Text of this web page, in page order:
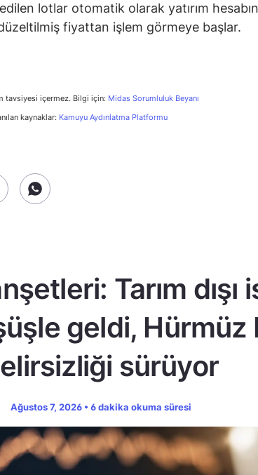
lotlar otomatik olarak yatırım
düzeltilmiş fiyattan işlem görmeye başlar.
tavsiyesi içermez. Bilgi için: Midas Sorumluluk Beyanı
kaynaklar: Kamuyu Aydınlatma Platformu
Tarım dışı
geldi, Hürmüz
sürüyor
Ağustos 7, 2026 • 6 dakika okuma süresi